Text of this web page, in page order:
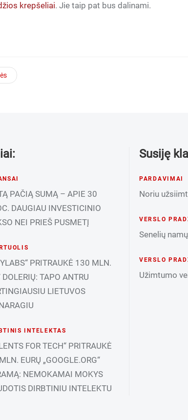
krepšeliai. Jie taip pat bus dalinami.
PAČIĄ SUMĄ – APIE 30
DAUGIAU INVESTICINIO
NEI PRIEŠ PUSMETĮ
PRITRAUKĖ 130 MLN.
DOLERIŲ: TAPO ANTRU
LIETUVOS
INTELEKTAS
FOR TECH“ PRITRAUKĖ
EURŲ „GOOGLE.ORG“
NEMOKAMAI MOKYS
DIRBTINIU INTELEKTU
Susiję
PARDAVIMAI
Noriu
VERSLO
Senelių
VERSLO
Užimtumo